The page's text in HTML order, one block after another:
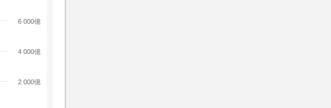
2 000億
4 000億
6 000億